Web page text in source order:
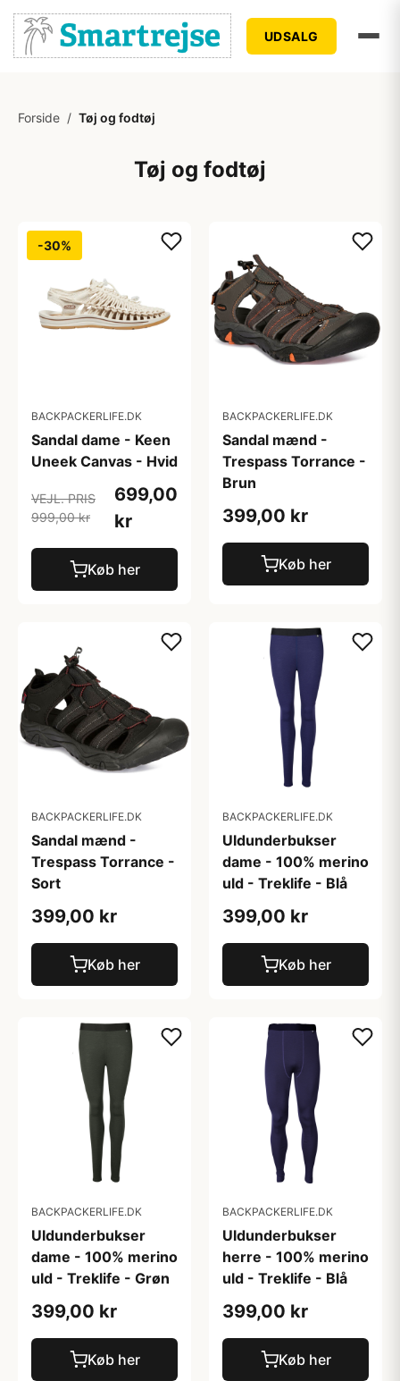
UDSALG
Forside / Tøj og fodtøj
Tøj og fodtøj
-30%
BACKPACKERLIFE.DK
Sandal dame - Keen
Uneek Canvas - Hvid
VEJL. PRIS
999,00 kr
699,00
kr
Køb her
BACKPACKERLIFE.DK
Sandal mænd -
Trespass Torrance -
Brun
399,00 kr
Køb her
BACKPACKERLIFE.DK
Sandal mænd -
Trespass Torrance -
Sort
399,00 kr
Køb her
BACKPACKERLIFE.DK
Uldunderbukser
dame - 100% merino
uld - Treklife - Blå
399,00 kr
Køb her
BACKPACKERLIFE.DK
Uldunderbukser
dame - 100% merino
uld - Treklife - Grøn
399,00 kr
Køb her
BACKPACKERLIFE.DK
Uldunderbukser
herre - 100% merino
uld - Treklife - Blå
399,00 kr
Køb her